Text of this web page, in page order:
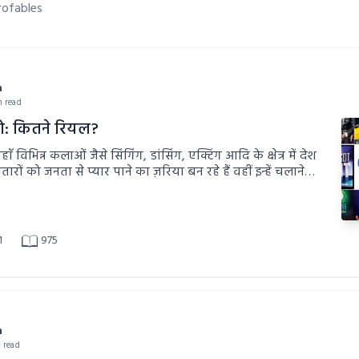
read
कितने रियल?
विभिन्न कलाओं जैसे सिंगिंग, डांसिंग, एक्टिंग आदि के क्षेत्र में देश
को जनता से प्यार पाने का ज़रिया बन रहे हैं वहीं इन्हें चलाने
975
read